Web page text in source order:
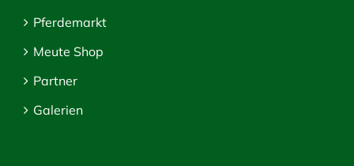
Pferdemarkt
Meute Shop
Partner
Galerien